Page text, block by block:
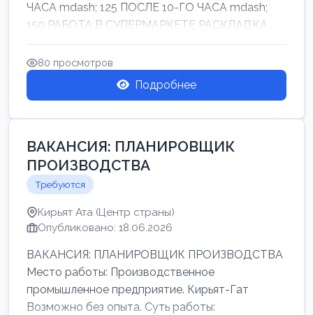
ЧАСА mdash; 125 ПОСЛЕ 10-ГО ЧАСА mdash;
150 РАБОТА В СУПЕРМАРКЕТЕ РАСКЛАДКА
ТОВАРОВ НЕ ТЯЖ...
80 просмотров
Подробнее
ВАКАНСИЯ: ПЛАНИРОВЩИК
ПРОИЗВОДСТВА
Требуются
Кирьят Ата (Центр страны)
Опубликовано: 18.06.2026
ВАКАНСИЯ: ПЛАНИРОВЩИК ПРОИЗВОДСТВА
Место работы: Производственное
промышленное предприятие. Кирьят-Гат
Возможно без опыта. Суть работы: